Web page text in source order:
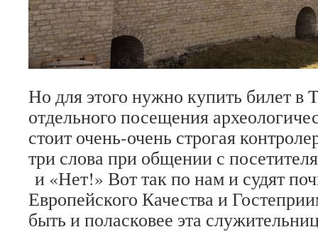
Но для этого нужно купить билет в
отдельного посещения
стоит очень-очень строгая
три слова при общении с
и «Нет!» Вот так по нам и судят
Европейского Качества и
быть и поласковее эта